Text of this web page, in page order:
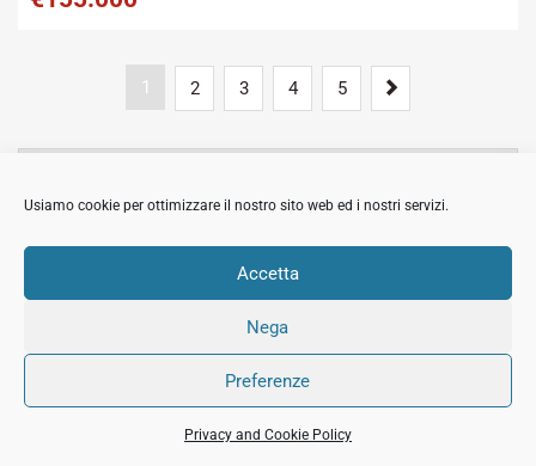
Usiamo cookie per ottimizzare il nostro sito web ed i nostri servizi.
Accetta
Nega
Preferenze
Privacy and Cookie Policy
1 2 3 4 5
MOSTRA ARTICOLI RECENTI
© 2018 All Rights Reserved Immobiliare Sermide.
PI:02420050201.